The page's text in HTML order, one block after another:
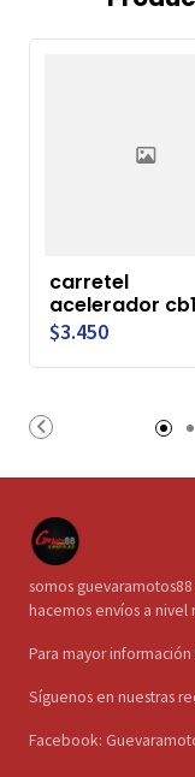
carretel
acelerador
$3.450
somos
hacemos envíos a nivel
Para mayor
Síguenos en nuestras
Facebook: